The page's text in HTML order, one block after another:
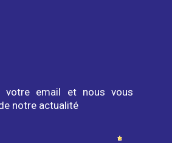
votre email et nous vous
notre actualité